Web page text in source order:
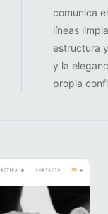
comunica
líneas
estructura
y la
propia